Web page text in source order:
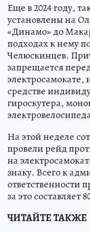
Еще в 2024 году,
установлены на
«Динамо» до
подходах к нему
Челюскинцев.
запрещается
средстве
гироскутера,
На этой неделе
провели рейд
на
знаку. Всего к
ответственности
за это составляет
ЧИТАЙТЕ ТАКЖЕ